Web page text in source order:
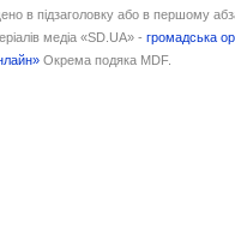
в підзаголовку або в першому
медіа «SD.UA» -громадська
Окрема подяка MDF.